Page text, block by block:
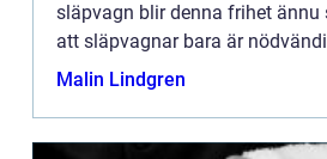
släpvagn blir denna frihet ännu
att släpvagnar bara är
Malin Lindgren